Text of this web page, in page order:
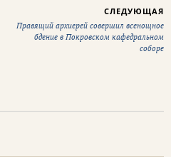
СЛЕДУЮЩАЯ
Правящий архиерей совершил всенощное
бдение в Покровском кафедральном
соборе